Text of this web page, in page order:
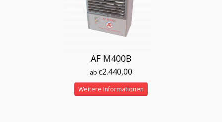
AF M400B
ab €2.440,00
Weitere Informationen